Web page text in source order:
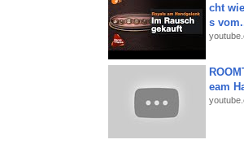
cht
s
eam